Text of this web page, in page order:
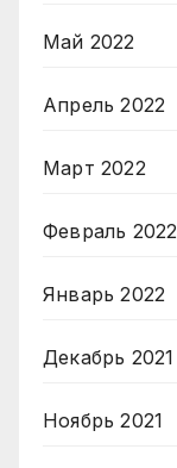
Май 2022
Апрель 2022
Март 2022
Февраль 2022
Январь 2022
Декабрь 2021
Ноябрь 2021